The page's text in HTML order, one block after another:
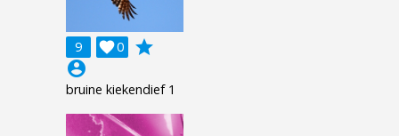
9 0

grade
account_circle
bruine kiekendief 1